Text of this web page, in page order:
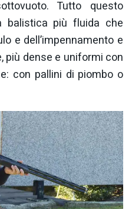
Tutto questo
balistica più fluida che
e dell’impennamento e
dense e uniformi con
con pallini di piombo o